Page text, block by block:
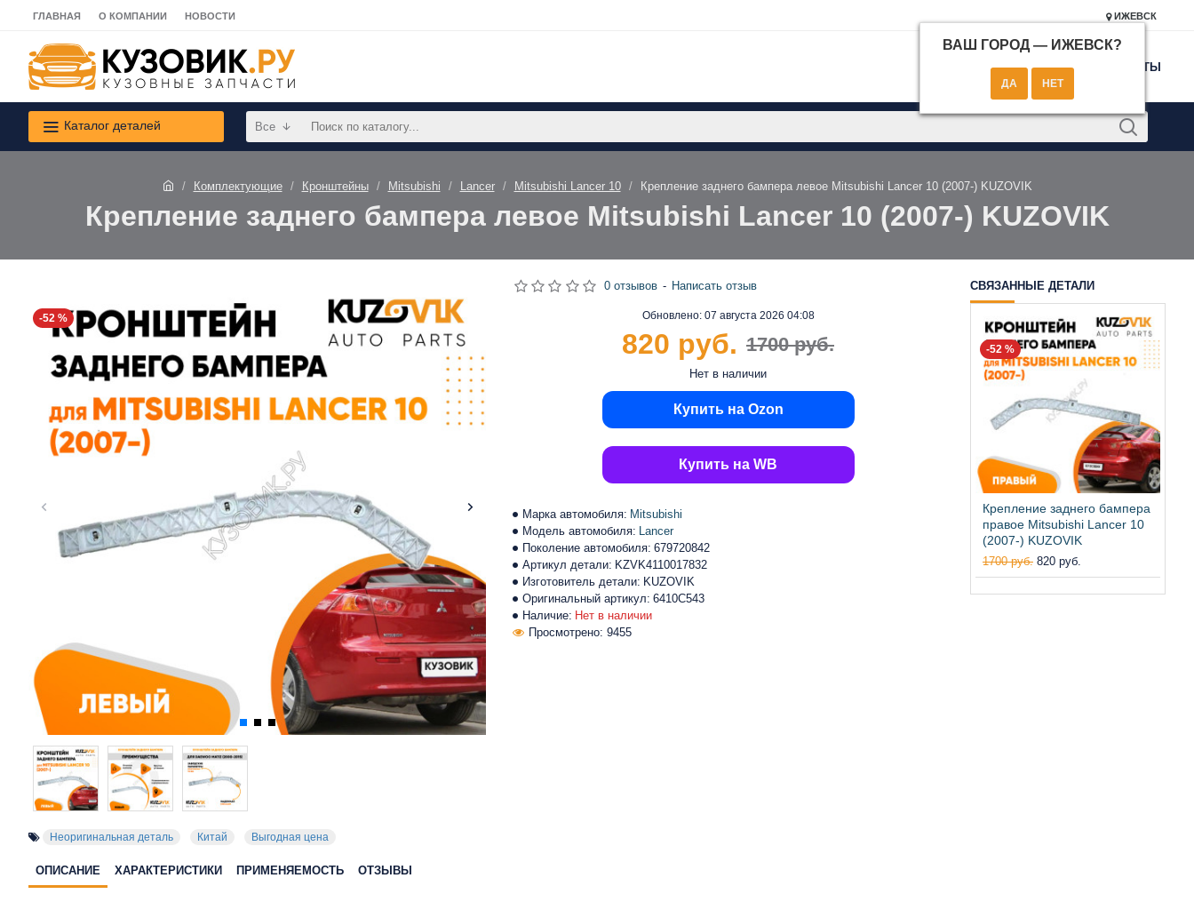
ГЛАВНАЯ О КОМПАНИИ НОВОСТИ ИЖЕВСК
ВАШ ГОРОД — ИЖЕВСК?
КОНТАКТЫ
Каталог деталей Все
Комплектующие Кронштейны Mitsubishi Lancer Mitsubishi Lancer 10 Крепление заднего бампера левое Mitsubishi Lancer 10 (2007-) KUZOVIK
Крепление заднего бампера левое Mitsubishi Lancer 10 (2007-) KUZOVIK
-52 %
Неоригинальная деталь Китай Выгодная цена
Наличие: Нет в наличии
Марка автомобиля: Mitsubishi
Модель автомобиля: Lancer
Поколение автомобиля: 679720842
Артикул детали: KZVK4110017832
Изготовитель детали: KUZOVIK
Оригинальный артикул: 6410C543
Просмотрено: 9455
Обновлено: 07 августа 2026 04:08
Нет в наличии
0 отзывов - Написать отзыв
1700 руб.
820 руб.
Купить на Ozon
Купить на WB
ОПИСАНИЕ ХАРАКТЕРИСТИКИ ПРИМЕНЯЕМОСТЬ ОТЗЫВЫ
СВЯЗАННЫЕ ДЕТАЛИ
-52 %
Крепление заднего бампера
правое Mitsubishi Lancer 10
(2007-) KUZOVIK
1700 руб. 820 руб.